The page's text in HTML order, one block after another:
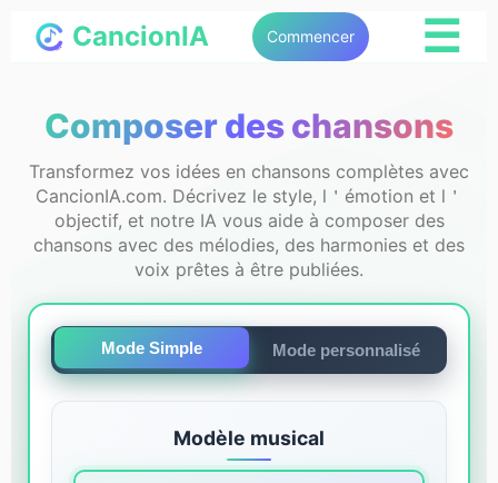
CancionIA Commencer ☰
Composer des chansons
Transformez vos idées en chansons complètes avec
CancionIA.com. Décrivez le style, l＇émotion et l＇
objectif, et notre IA vous aide à composer des
chansons avec des mélodies, des harmonies et des
voix prêtes à être publiées.
Mode Simple Mode personnalisé
Modèle musical